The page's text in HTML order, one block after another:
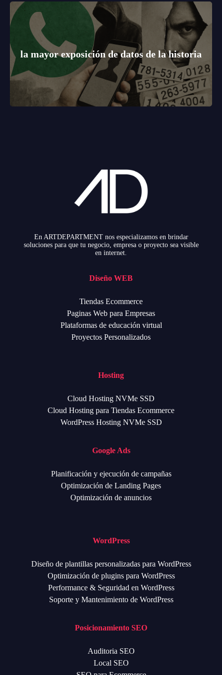
la mayor exposición de datos de la historia
En ARTDEPARTMENT nos especializamos en brindar
soluciones para que tu negocio, empresa o proyecto sea visible
en internet.
Diseño WEB
Tiendas Ecommerce
Paginas Web para Empresas
Plataformas de educación virtual
Proyectos Personalizados
Hosting
Cloud Hosting NVMe SSD
Cloud Hosting para Tiendas Ecommerce
WordPress Hosting NVMe SSD
Google Ads
Planificación y ejecución de campañas
Optimización de Landing Pages
Optimización de anuncios
WordPress
Diseño de plantillas personalizadas para WordPress
Optimización de plugins para WordPress
Performance & Seguridad en WordPress
Soporte y Mantenimiento de WordPress
Posicionamiento SEO
Auditoria SEO
Local SEO